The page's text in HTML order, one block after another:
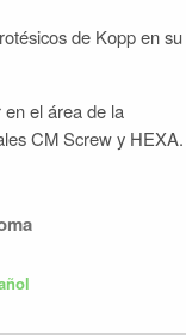
de Kopp en su
el área de la
CM Screw y HEXA.